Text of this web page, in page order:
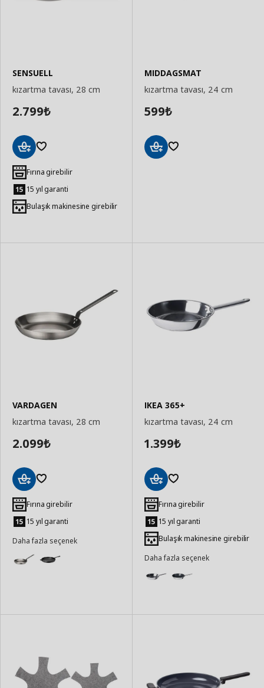
SENSUELL
kızartma tavası, 28 cm
2.799₺
Ekle Fırına girebilir
15 yıl garanti
Bulaşık makinesine girebilir
MIDDAGSMAT
kızartma tavası, 24 cm
599₺
VARDAGEN
kızartma tavası, 28 cm
2.099₺
Ekle Fırına girebilir
15 yıl garanti
Daha fazla seçenek
IKEA 365+
kızartma tavası, 24 cm
1.399₺
Ekle Fırına girebilir
15 yıl garanti
Bulaşık makinesine girebilir
Daha fazla seçenek